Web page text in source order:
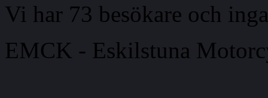
Vi har 73 besökare och
EMCK - Eskilstuna